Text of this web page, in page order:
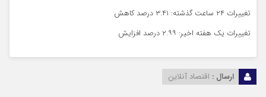
تغییرات ۲۴ ساعت گذشته: ۳.۴۱ درصد کاهش
تغییرات یک هفته اخیر: ۲.۹۹ درصد افزایش
ارسال : اقتصاد آنلاین